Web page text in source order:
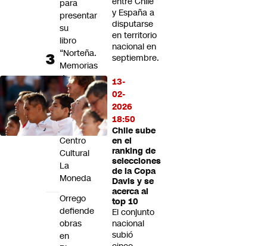
y España a
disputarse
en territorio
nacional en
septiembre.
13-
02-
2026
18:50
Chile sube
en el
ranking de
selecciones
de la Copa
Davis y se
acerca al
top 10
El conjunto
nacional
subió
para
presentar
su
libro
“Norteña.
Memorias
de
un
comienzo”
en
el
Centro
Cultural
La
Moneda
Orrego
defiende
obras
en